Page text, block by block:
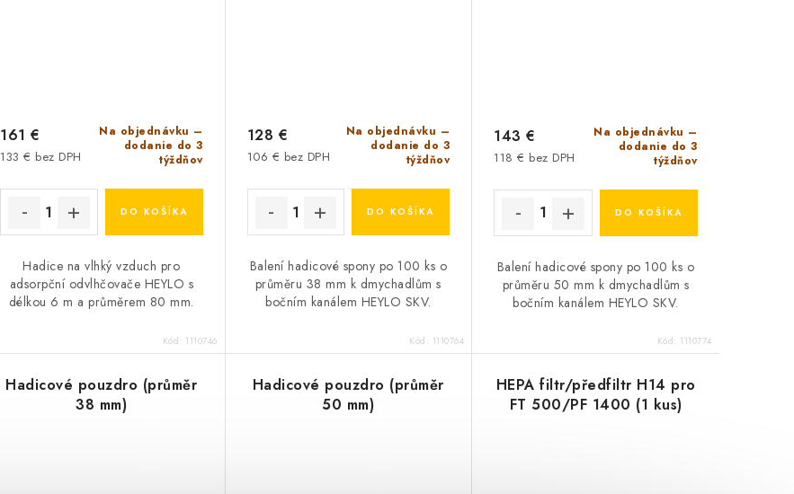
Na objednávku –
dodanie do 3
týždňov
133 € bez DPH
161 €
DO KOŠÍKA
Hadice na vlhký vzduch pro
adsorpční odvlhčovače HEYLO s
délkou 6 m a průměrem 80 mm.
Kód: 1110746
Na objednávku –
dodanie do 3
týždňov
106 € bez DPH
128 €
DO KOŠÍKA
Balení hadicové spony po 100 ks o
průměru 38 mm k dmychadlům s
bočním kanálem HEYLO SKV.
Kód: 1110764
Na objednávku –
dodanie do 3
týždňov
118 € bez DPH
143 €
DO KOŠÍKA
Balení hadicové spony po 100 ks o
průměru 50 mm k dmychadlům s
bočním kanálem HEYLO SKV.
Kód: 1110774
Hadicové pouzdro (průměr
38 mm)
Hadicové pouzdro (průměr
50 mm)
HEPA filtr/předfiltr H14 pro
FT 500/PF 1400 (1 kus)